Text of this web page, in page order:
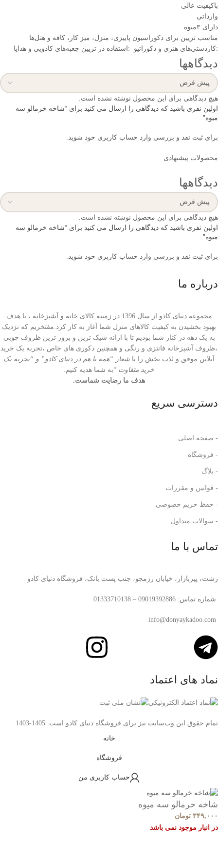
باکیفیت عالی
وارداتی
دارای ۳میوه
مناسب تزیین برای دکوراسیون پاییزی، منزل، میز کار، کافه و هتل‌ها
:کاردستی‌های هنری و دکوراتیو :استفاده در تزیین جعبه‌های کادویی و هدایا
دیدگاهها
هیچ دیدگاهی برای این محصول نوشته نشده است.
اولین نفری باشید که دیدگاهی را ارسال می کنید برای “شاخه خرمالو سه
میوه”
برای ثبت نقد و بررسی وارد حساب کاربری خود شوید.
محصولات پیشنهادی
دیدگاهها
هیچ دیدگاهی برای این محصول نوشته نشده است.
اولین نفری باشید که دیدگاهی را ارسال می کنید برای “شاخه خرمالو سه
میوه”
برای ثبت نقد و بررسی وارد حساب کاربری خود شوید.
درباره ما
مجموعه دنیای کادو از سال 1396 در زمینه کالای خانه و آشپزخانه ، با هدف
بهبود بخشیدن به کیفیت کالاهای منزل شما آغاز به کار کرد.مفتخریم که نزدیک
به یک دهه در کنار شما بودیم تا با ارائه شیک ترین و بروز ترین ظروف چوبی
،ظروف آشپزخانه فانتزی و رنگی و همچنین دکوری های خاص ،تجربه یک خرید
آنلاین موفق و لذت بخش را با شعار “همه با هم در دنیای کادو” و “تجربه یک
خرید متفاوت “به شما هدیه کنیم.
هدف ما رضایت شماست.
دسترسی سریع
- صفحه اصلی
- فروشگاه
- بلاگ
- قوانین و مقررات
- حفظ حریم خصوصی
- سوالات متداول
تماس با ما
رشت، پیربازار، خیابان رزمجو، جنب پست بانک، فروشگاه دنیای کادو
شماره تماس: 09019392886 – 01333710138
نماد های اعتماد
تمام حقوق اين وب‌سايت نیز برای فروشگاه دنیای کادو است. 1405-1403
خانه
فروشگاه
حساب کاربری من
شاخه خرمالو سه میوه
۳۴۹,۰۰۰ تومان
در انبار موجود نمی باشد